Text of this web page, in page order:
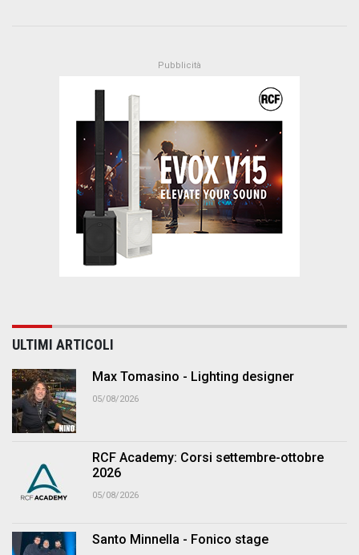
ULTIMI ARTICOLI
Max Tomasino - Lighting designer
05/08/2026
RCF Academy: Corsi settembre-ottobre
2026
05/08/2026
Santo Minnella - Fonico stage